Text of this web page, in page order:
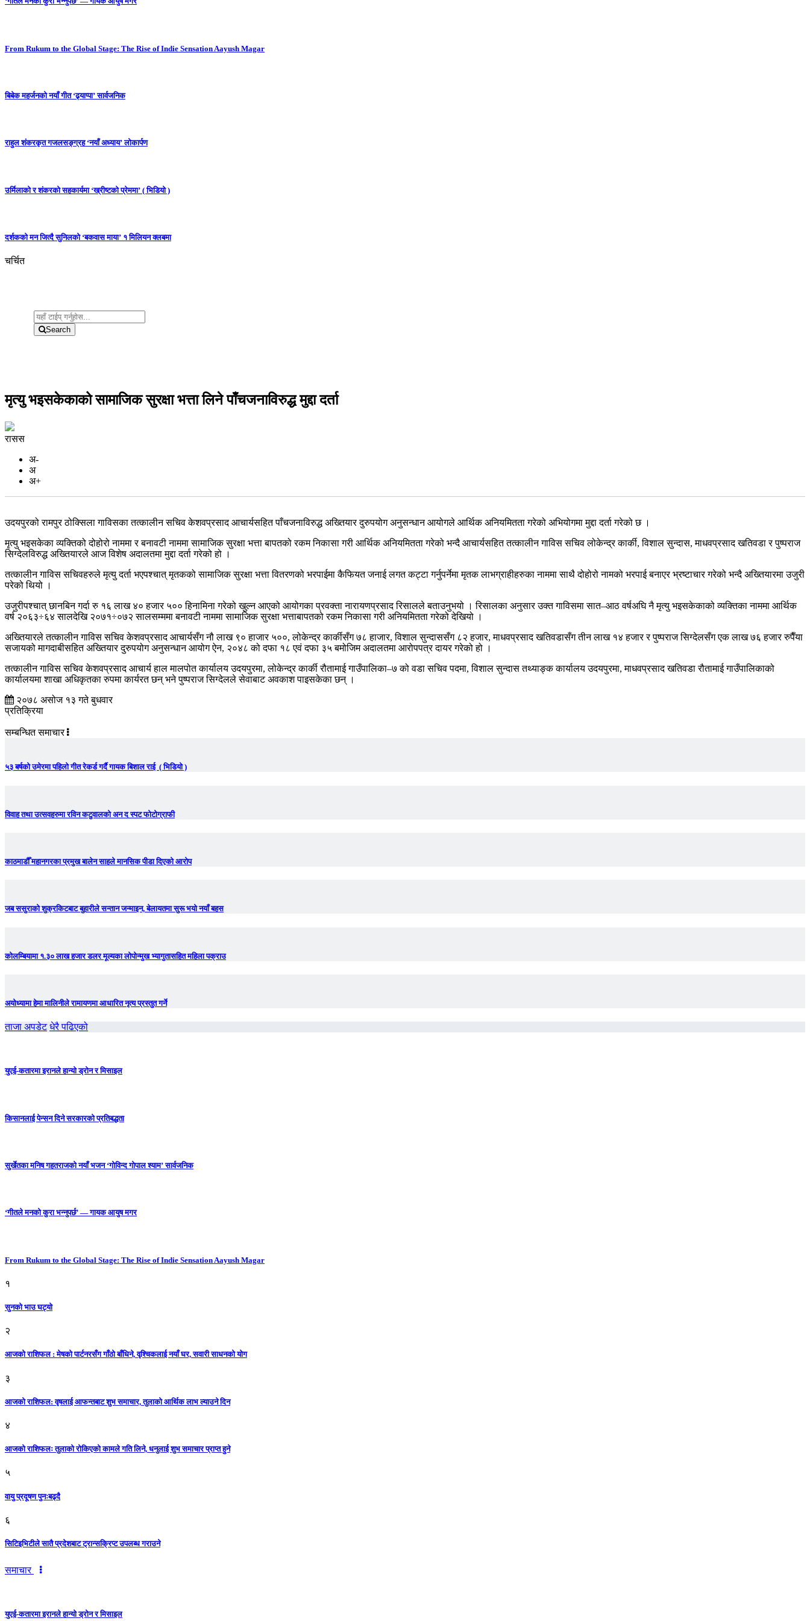
From Rukum to the Global Stage: The Rise of Indie Sensation Aayush Magar
बिबेक महर्जनको नयाँ गीत ‘ढ्याप्पा’ सार्वजनिक
राहुल शंकरकृत गजलसङ्ग्रह ‘नयाँ अध्याय’ लोकार्पण
उर्मिलाको र शंकरको सहकार्यमा ‘ख्रीष्टको प्रेममा’ ( भिडियो )
दर्शकको मन जित्दै सुनिलको ‘बकवास माया’ १ मिलियन क्लबमा
चर्चित
Search
मृत्यु भइसकेकाको सामाजिक सुरक्षा भत्ता लिने पाँचजनाविरुद्ध मुद्दा दर्ता
रासस
अ-
अ
अ+
उदयपुरको रामपुर ठोक्सिला गाविसका तत्कालीन सचिव केशवप्रसाद आचार्यसहित पाँचजनाविरुद्ध अख्तियार दुरुपयोग अनुसन्धान आयोगले आर्थिक अनियमितता गरेको अभियोगमा मुद्दा दर्ता गरेको छ ।
मृत्यु भइसकेका व्यक्तिको दोहोरो नाममा र बनावटी नाममा सामाजिक सुरक्षा भत्ता बापतको रकम निकासा गरी आर्थिक अनियमितता गरेको भन्दै आचार्यसहित तत्कालीन गाविस सचिव लोकेन्द्र कार्की, विशाल सुन्दास, माधवप्रसाद खतिवडा र पुष्पराज
सिग्देलविरुद्ध अख्तियारले आज विशेष अदालतमा मुद्दा दर्ता गरेको हो ।
तत्कालीन गाविस सचिवहरुले मृत्यु दर्ता भएपश्चात् मृतकको सामाजिक सुरक्षा भत्ता वितरणको भरपाईमा कैफियत जनाई लगत कट्टा गर्नुपर्नेमा मृतक लाभग्राहीहरुका नाममा साथै दोहोरो नामको भरपाई बनाएर भ्रष्टाचार गरेको भन्दै अख्तियारमा उजुरी
परेको थियो ।
उजुरीपश्चात् छानबिन गर्दा रु १६ लाख ४० हजार ५०० हिनामिना गरेको खुल्न आएको आयोगका प्रवक्ता नारायणप्रसाद रिसालले बताउनुभयो । रिसालका अनुसार उक्त गाविसमा सात–आठ वर्षअघि नै मृत्यु भइसकेकाको व्यक्तिका नाममा आर्थिक
वर्ष २०६३÷६४ सालदेखि २०७१÷०७२ सालसम्ममा बनावटी नाममा सामाजिक सुरक्षा भत्ताबापतको रकम निकासा गरी अनियमितता गरेको देखियो ।
अख्तियारले तत्कालीन गाविस सचिव केशवप्रसाद आचार्यसँग नौ लाख ९० हाजार ५००, लोकेन्द्र कार्कीसँग ७८ हाजार, विशाल सुन्दाससँग ८२ हजार, माधवप्रसाद खतिवडासँग तीन लाख १४ हजार र पुष्पराज सिग्देलसँग एक लाख ७६ हजार रुपैँया
सजायको मागदाबीसहित अख्तियार दुरुपयोग अनुसन्धान आयोग ऐन, २०४८ को दफा १८ एवं दफा ३५ बमोजिम अदालतमा आरोपपत्र दायर गरेको हो ।
तत्कालीन गाविस सचिव केशवप्रसाद आचार्य हाल मालपोत कार्यालय उदयपुरमा, लोकेन्द्र कार्की रौतामाई गाउँपालिका–७ को वडा सचिव पदमा, विशाल सुन्दास तथ्याङ्क कार्यालय उदयपुरमा, माधवप्रसाद खतिवडा रौतामाई गाउँपालिकाको
कार्यालयमा शाखा अधिकृतका रुपमा कार्यरत छन् भने पुष्पराज सिग्देलले सेवाबाट अवकाश पाइसकेका छन् ।
२०७८ असोज १३ गते बुधवार
प्रतिक्रिया
सम्बन्धित समाचार
५३ बर्षको उमेरमा पहिलो गीत रेकर्ड गर्दै गायक बिशाल राई ( भिडियो )
विवाह तथा उत्सवहरुमा रविन कटुवालको अन द स्पट फोटोग्राफी
काठमाडौँ महानगरका प्रमुख बालेन साहले मानसिक पीडा दिएको आरोप
जब ससुराको शुक्रकिटबाट बुहारीले सन्तान जन्माइन, बेलायतमा सुरू भयो नयाँ बहस
कोलम्बियामा १.३० लाख हजार डलर मूल्यका लोपोन्मुख भ्यागुतासहित महिला पक्राउ
अयोध्यामा हेमा मालिनीले रामायणमा आधारित नृत्य प्रस्तुत गर्ने
ताजा अपडेट धेरै पढिएको
युएई-कतारमा इरानले हान्यो ड्रोन र मिसाइल
किसानलाई पेन्सन दिने सरकारको प्रतिबद्धता
सुर्खेतका मनिष गहतराजको नयाँ भजन ‘गोविन्द गोपाल श्याम’ सार्वजनिक
‘गीतले मनको कुरा भन्नुपर्छ’ — गायक आयुष मगर
From Rukum to the Global Stage: The Rise of Indie Sensation Aayush Magar
१
सुनको भाउ घट्याे
२
आजको राशिफल : मेषको पार्टनरसँग गाँठो बाँधिने, वृश्चिकलाई नयाँ घर, सवारी साधनकाे याेग
३
आजकाे राशिफल: वृषलाई आफन्तबाट शुभ समाचार, तुलाकाे आर्थिक लाभ ल्याउने दिन
४
आजको राशिफलः तुलाकाे रोकिएको कामले गति लिने, धनुलाई शुभ समाचार प्राप्त हुने
५
वायु प्रदूषण पुनःबढ्दै
६
सिटिइभिटीले सातै प्रदेशबाट ट्रान्सक्रिप्ट उपलब्ध गराउने
समाचार
युएई-कतारमा इरानले हान्यो ड्रोन र मिसाइल